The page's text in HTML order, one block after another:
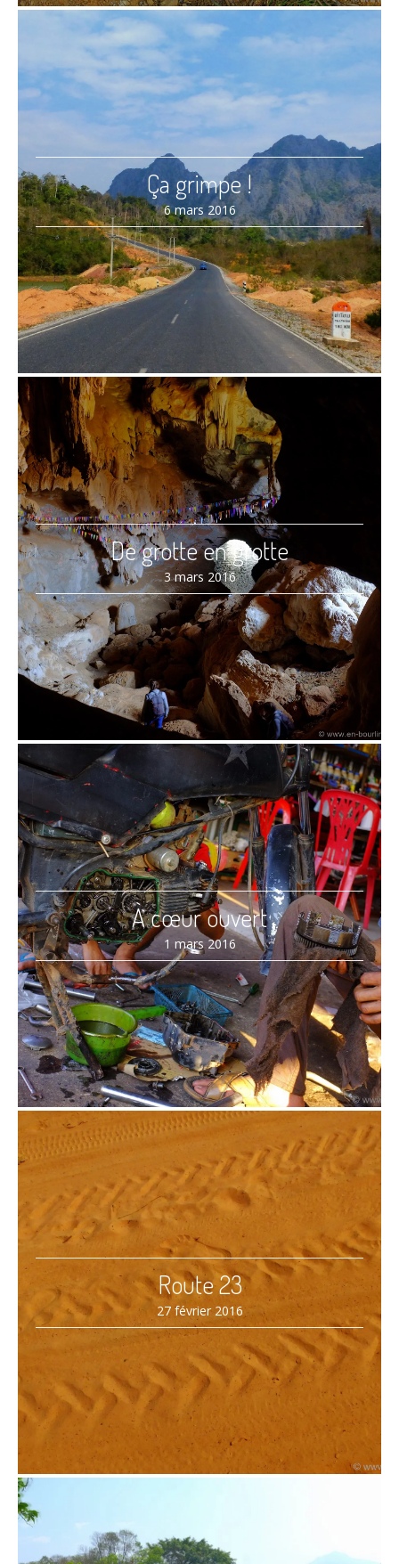
Ça grimpe !
6 mars 2016
De grotte en grotte
3 mars 2016
À cœur ouvert
1 mars 2016
Route 23
27 février 2016